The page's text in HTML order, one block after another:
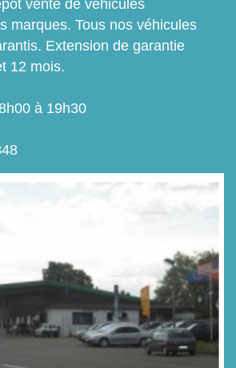
vente de véhicules
marques. Tous nos véhicules
Extension de garantie
12 mois.
à 19h30